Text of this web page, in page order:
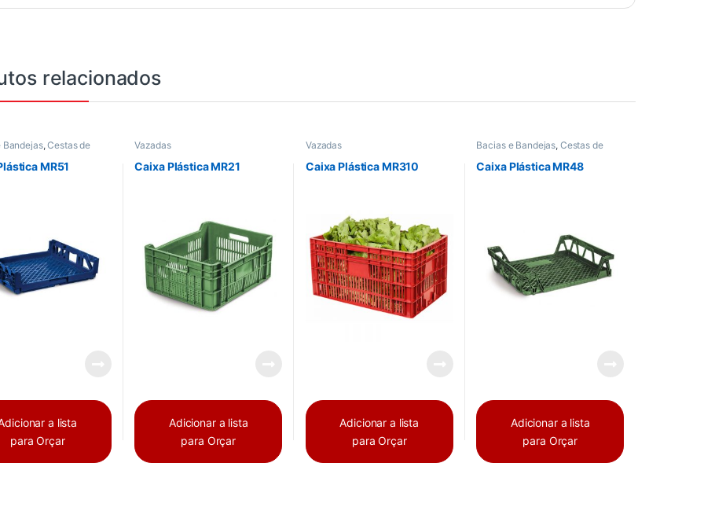
relacionados
Bandejas,Cestas de
Vazadas
MR51
a lista
para Orçar
Vazadas
Caixa Plástica MR21
Adicionar a lista
para Orçar
Vazadas
Caixa Plástica MR310
Adicionar a lista
para Orçar
Bacias e Bandejas, Cestas de
Vazadas
Caixa Plástica MR48
Adicionar a lista
para Orçar